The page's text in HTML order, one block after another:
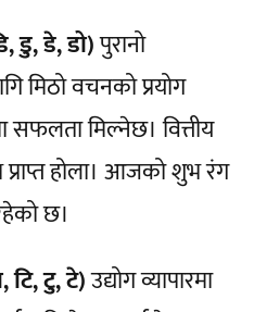
डु, डे, डो)पुरानो
मिठो वचनको प्रयोग
सफलता मिल्नेछ। वित्तीय
होला। आजको शुभ रंग
छ।
टि, टु, टे)उद्योग व्यापारमा